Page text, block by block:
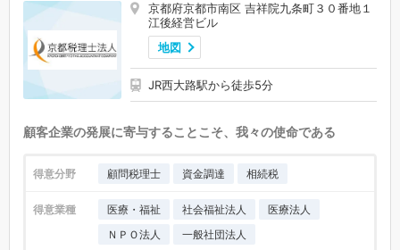
京都府京都市南区 吉祥院九条町３０番地１
江後経営ビル
地図
JR西大路駅から徒歩5分
顧客企業の発展に寄与することこそ、我々の使命である
得意分野 顧問税理士 資金調達 相続税
得意業種 医療・福祉 社会福祉法人
医療法人
ＮＰＯ法人
一般社団法人